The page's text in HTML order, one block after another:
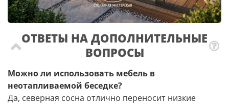
ОТВЕТЫ НА ДОПОЛНИТЕЛЬНЫЕ
ВОПРОСЫ
Можно ли использовать мебель в
неотапливаемой беседке?
Да, северная сосна отлично переносит низкие